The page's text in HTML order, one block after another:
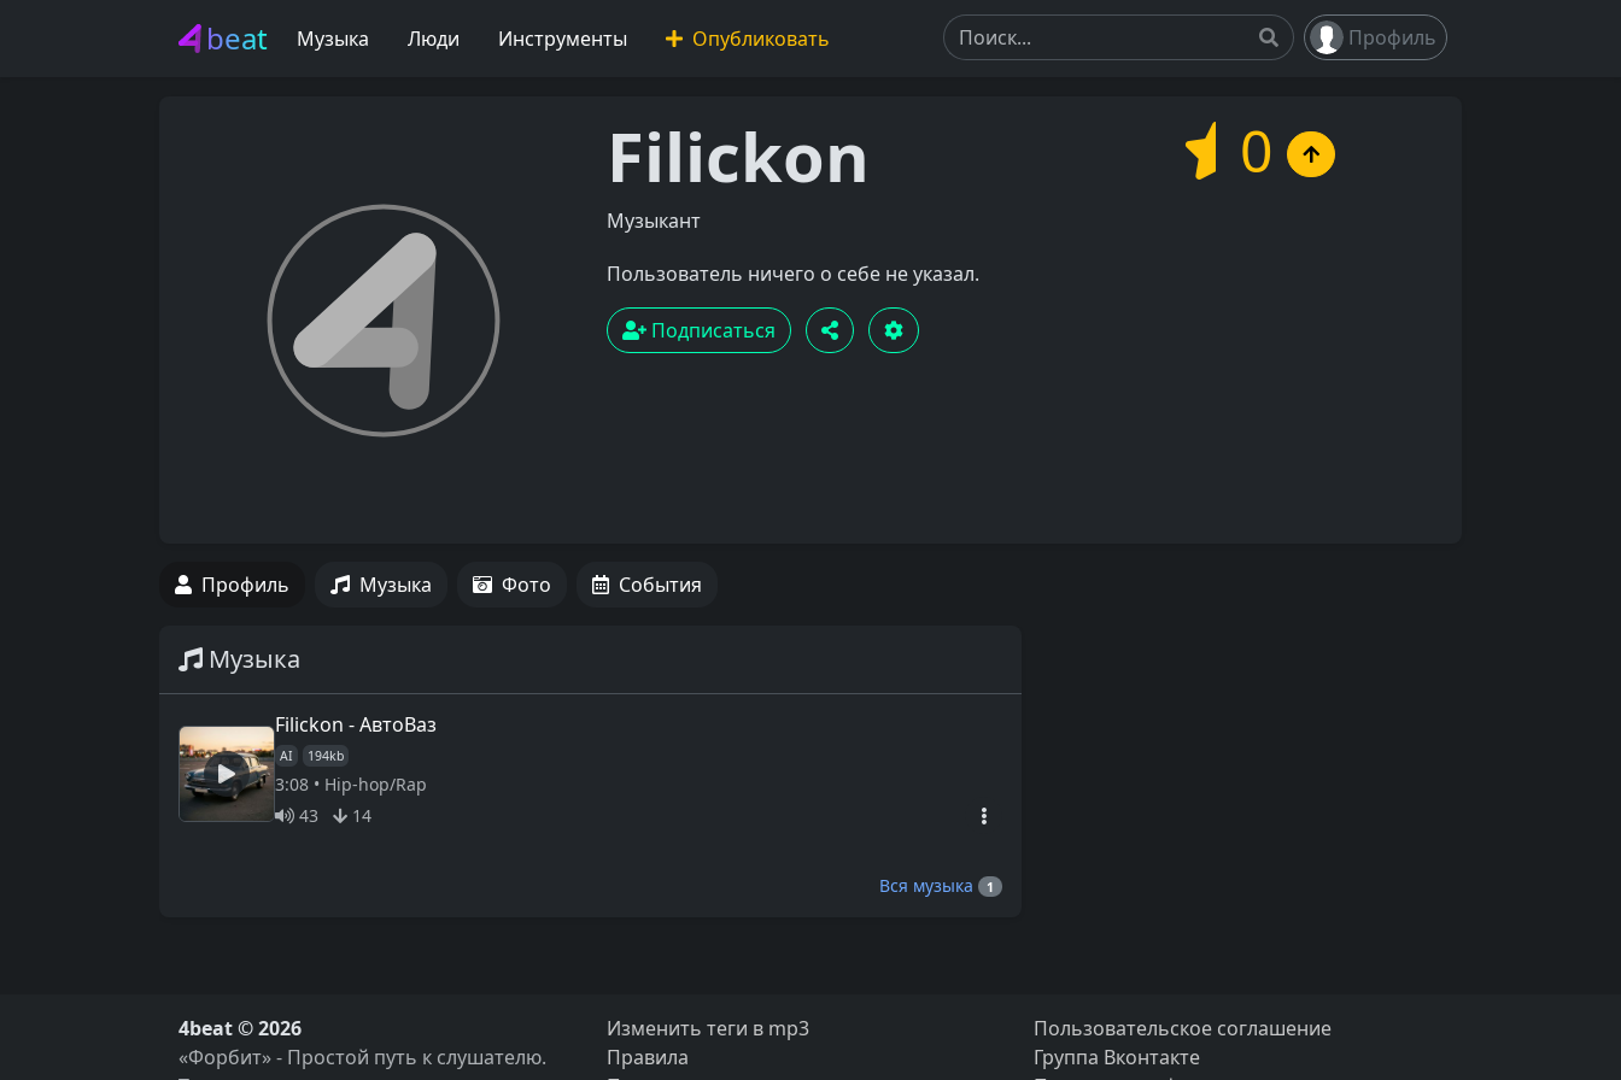
beat Музыка Люди Инструменты Опубликовать Профиль
Filickon
Музыкант
0
Пользователь ничего о себе не указал.
Подписаться
Профиль Музыка Фото События
Музыка
Filickon - АвтоВаз
AI 194kb
3:08 • Hip-hop/Rap
43
14
Вся музыка 1
4beat © 2026
«Форбит» - Простой путь к слушателю.
Изменить теги в mp3
Правила
Пользовательское соглашение
Группа Вконтакте